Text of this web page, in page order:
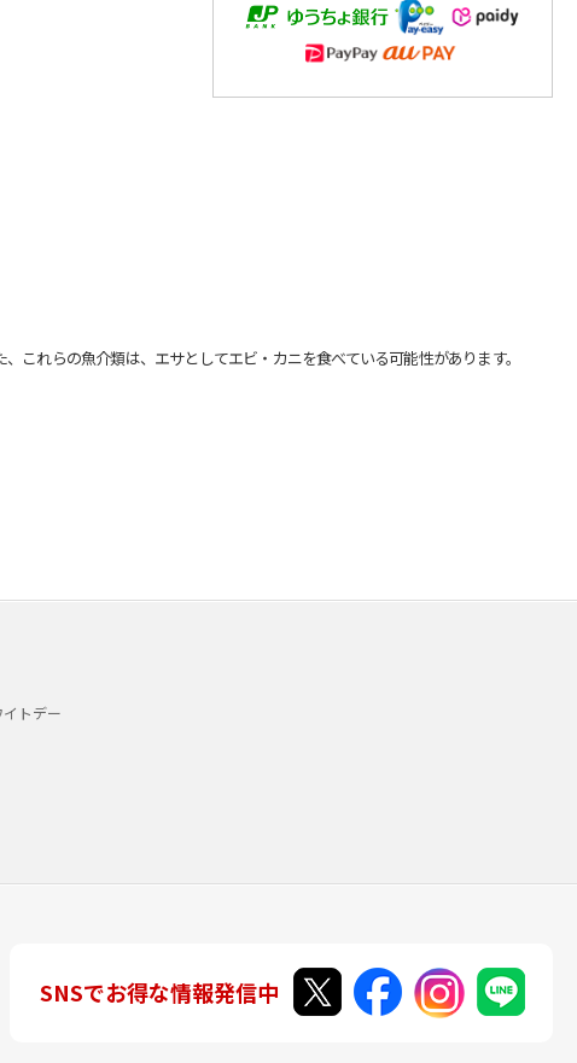
れらの魚介類は、エサとしてエビ・カニを食べている可能性があります。
イトデー
SNSでお得な情報発信中